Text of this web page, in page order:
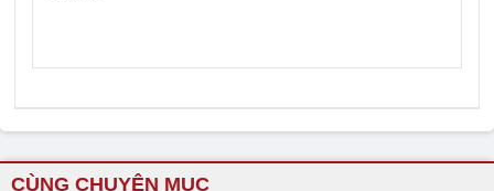
CÙNG CHUYÊN MỤC